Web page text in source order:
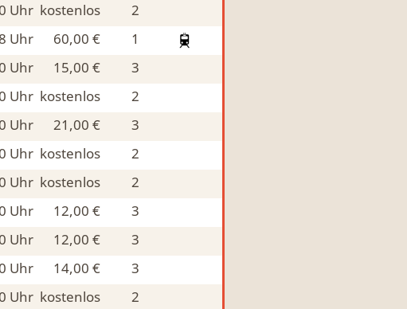
Uhr kostenlos 2
Uhr 60,00 € 1
Uhr 15,00 € 3
Uhr kostenlos 2
Uhr 21,00 € 3
Uhr kostenlos 2
Uhr kostenlos 2
Uhr 12,00 € 3
Uhr 12,00 € 3
Uhr 14,00 € 3
Uhr kostenlos 2